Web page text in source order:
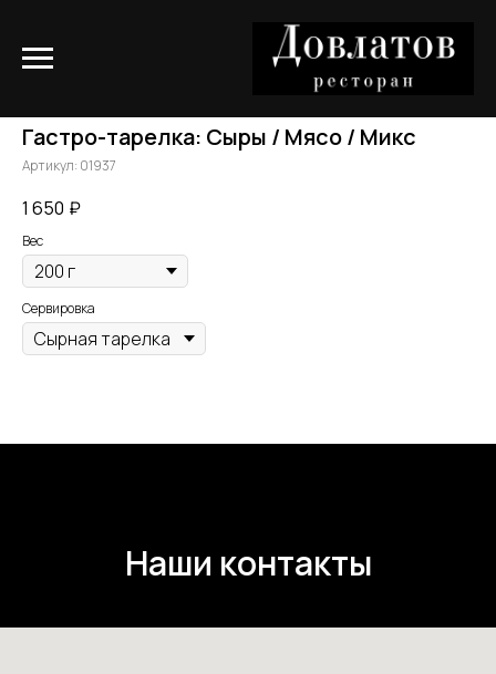
Гастро-тарелка: Сыры / Мясо / Микс
Артикул: 01937
1 650 ₽
Вес
Сервировка
Наши контакты